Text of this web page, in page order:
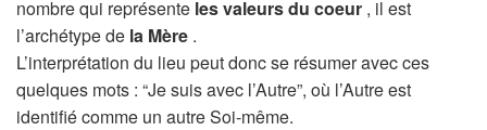
nombre qui représente les valeurs du coeur , il est
l’archétype de la Mère .
L’interprétation du lieu peut donc se résumer avec ces
quelques mots : “Je suis avec l’Autre”, où l’Autre est
identifié comme un autre Soi-même.